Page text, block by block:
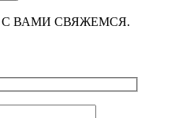
ВАМИ СВЯЖЕМСЯ.